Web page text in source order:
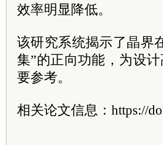
效率明显降低。
该研究系统揭示了晶界
集”的正向功能，为设
要参考。
相关论文信息：https://